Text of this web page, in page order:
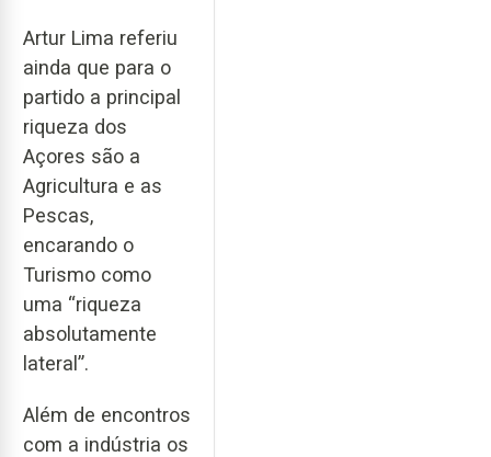
Artur Lima referiu
ainda que para o
partido a principal
riqueza dos
Açores são a
Agricultura e as
Pescas,
encarando o
Turismo como
uma “riqueza
absolutamente
lateral”.
Além de encontros
com a indústria os